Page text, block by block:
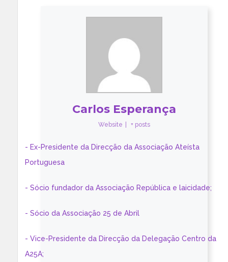
Carlos Esperança
Website + posts
- Ex-Presidente da Direcção da Associação Ateísta
Portuguesa
- Sócio fundador da Associação República e laicidade;
- Sócio da Associação 25 de Abril
- Vice-Presidente da Direcção da Delegação Centro da
A25A;